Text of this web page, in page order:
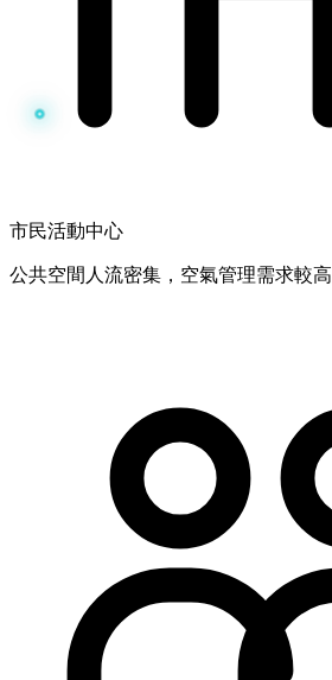
市民活動中心
公共空間人流密集，空氣管理需求較高